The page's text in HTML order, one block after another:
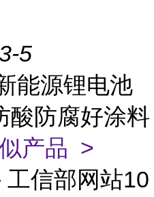
5
能源锂电池
酸防腐好涂料
产品 >
工信部网站10